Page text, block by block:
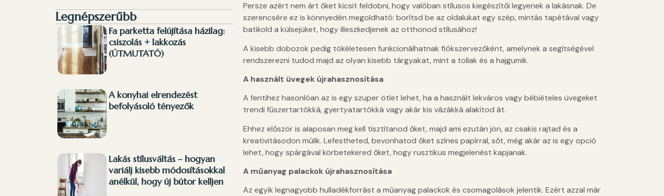
Legnépszerűbb
Fa parketta felújítása házilag:
csiszolás + lakkozás
(ÚTMUTATÓ)
A konyhai elrendezést
befolyásoló tényezők
Lakás stílusváltás – hogyan
variálj kisebb módosításokkal
anélkül, hogy új bútor kelljen
Persze azért nem árt őket kicsit feldobni, hogy valóban stílusos kiegészítői legyenek a lakásnak. De
szerencsére ez is könnyedén megoldható: borítsd be az oldalukat egy szép, mintás tapétával vagy
batikold a külsejüket, hogy illeszkedjenek az otthonod stílusához!
A kisebb dobozok pedig tökéletesen funkcionálhatnak fiókszervezőként, amelynek a segítségével
rendszerezni tudod majd az olyan kisebb tárgyakat, mint a tollak és a hajgumik.
A használt üvegek újrahasznosítása
A fentihez hasonlóan az is egy szuper ötlet lehet, ha a használt lekváros vagy bébiételes üvegeket
trendi fűszertartókká, gyertyatartókká vagy akár kis vázákká alakítod át.
Ehhez először is alaposan meg kell tisztítanod őket, majd ami ezután jön, az csakis rajtad és a
kreativitásodon múlik. Lefestheted, bevonhatod őket színes papírral, sőt, még akár az is egy opció
lehet, hogy spárgával körbetekered őket, hogy rusztikus megjelenést kapjanak.
A műanyag palackok újrahasznosítása
Az egyik legnagyobb hulladékforrást a műanyag palackok és csomagolások jelentik. Ezért azzal már